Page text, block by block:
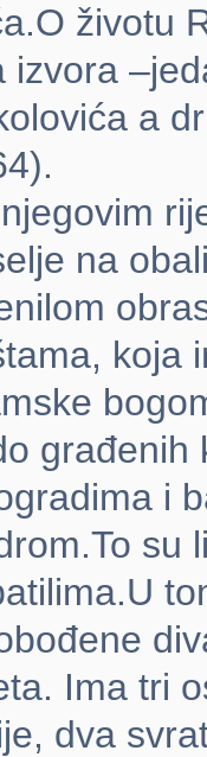
životu
izvora
a
na
koja
građenih
i
su
Ima tri
dva